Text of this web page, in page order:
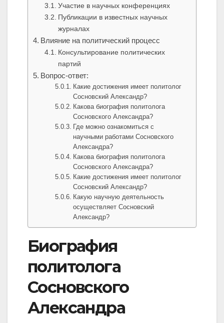
Участие в научных конференциях
Публикации в известных научных
журналах
Влияние на политический процесс
Консультирование политических
партий
Вопрос-ответ:
Какие достижения имеет политолог
Сосновский Александр?
Какова биография политолога
Сосновского Александра?
Где можно ознакомиться с
научными работами Сосновского
Александра?
Какова биография политолога
Сосновского Александра?
Какие достижения имеет политолог
Сосновский Александр?
Какую научную деятельность
осуществляет Сосновский
Александр?
Биография
политолога
Сосновского
Александра